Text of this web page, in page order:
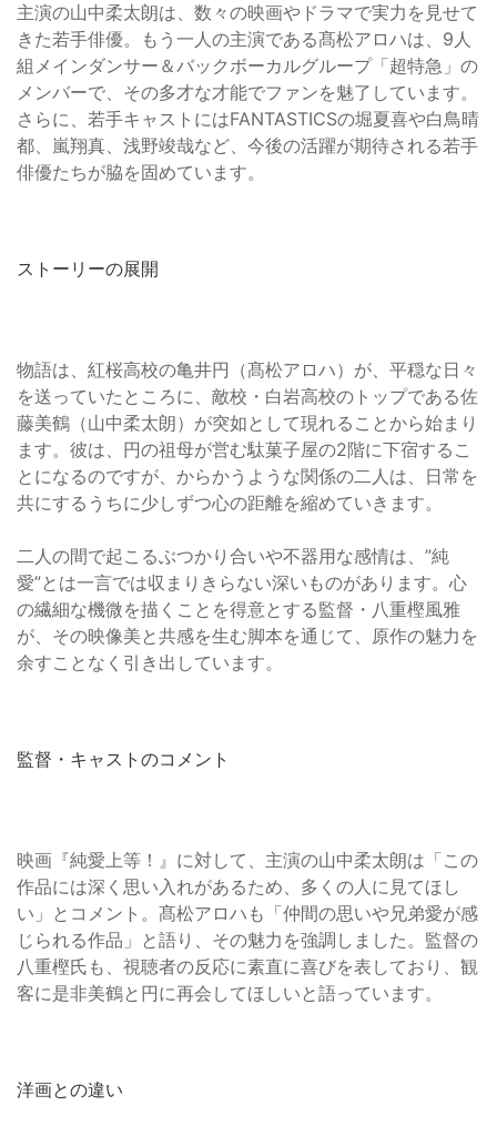
主演の山中柔太朗は、数々の映画やドラマで実力を見せて
きた若手俳優。もう一人の主演である髙松アロハは、9人
組メインダンサー＆バックボーカルグループ「超特急」の
メンバーで、その多才な才能でファンを魅了しています。
さらに、若手キャストにはFANTASTICSの堀夏喜や白鳥晴
都、嵐翔真、浅野竣哉など、今後の活躍が期待される若手
俳優たちが脇を固めています。
ストーリーの展開
物語は、紅桜高校の亀井円（髙松アロハ）が、平穏な日々
を送っていたところに、敵校・白岩高校のトップである佐
藤美鶴（山中柔太朗）が突如として現れることから始まり
ます。彼は、円の祖母が営む駄菓子屋の2階に下宿するこ
とになるのですが、からかうような関係の二人は、日常を
共にするうちに少しずつ心の距離を縮めていきます。
二人の間で起こるぶつかり合いや不器用な感情は、”純
愛”とは一言では収まりきらない深いものがあります。心
の繊細な機微を描くことを得意とする監督・八重樫風雅
が、その映像美と共感を生む脚本を通じて、原作の魅力を
余すことなく引き出しています。
監督・キャストのコメント
映画『純愛上等！』に対して、主演の山中柔太朗は「この
作品には深く思い入れがあるため、多くの人に見てほし
い」とコメント。髙松アロハも「仲間の思いや兄弟愛が感
じられる作品」と語り、その魅力を強調しました。監督の
八重樫氏も、視聴者の反応に素直に喜びを表しており、観
客に是非美鶴と円に再会してほしいと語っています。
洋画との違い